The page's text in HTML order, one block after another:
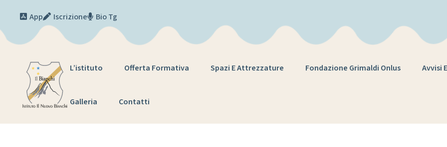
App
Iscrizione Bio Tg
L’istituto Offerta Formativa Spazi E Attrezzature Fondazione Grimaldi Onlus Avvisi
Galleria Contatti